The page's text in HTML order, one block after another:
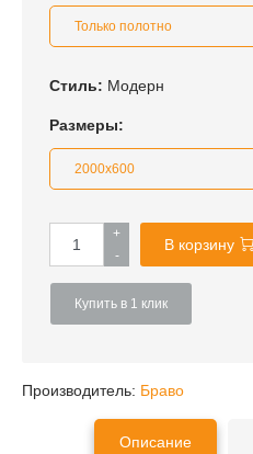
Только полотно
Стиль: Модерн
Размеры:
2000x600
+
-
В корзину
Купить в 1 клик
Производитель: Браво
Описание